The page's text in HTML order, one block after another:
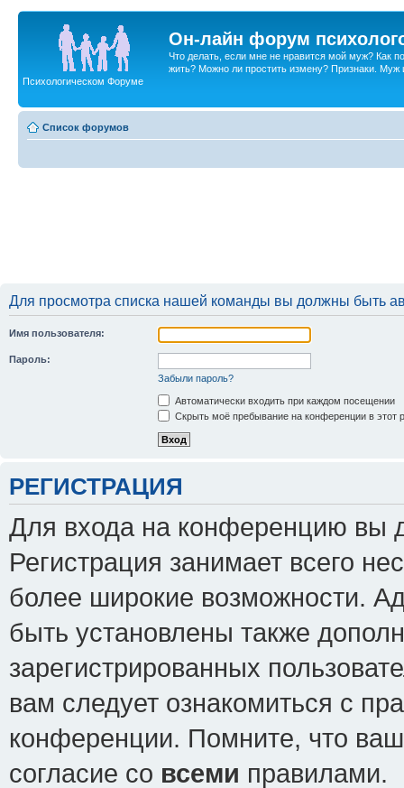
Он-лайн форум
Что делать, если мне не нравится мой муж? Как
жить? Можно ли простить измену? Признаки. Муж
Психологическом Форуме
Список форумов
Для просмотра списка нашей команды вы должны быть
Имя пользователя:
Пароль:
Забыли пароль?
Автоматически входить при каждом посещении
Скрыть моё пребывание на конференции в этот
РЕГИСТРАЦИЯ
Для входа на конференцию вы
Регистрация занимает всего
более широкие возможности.
быть установлены также
зарегистрированных
вам следует ознакомиться с
конференции. Помните, что
согласие со всеми правилами.